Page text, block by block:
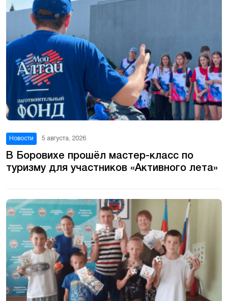
Новости 5 августа, 2026
В Боровихе прошёл мастер-класс по
туризму для участников «Активного лета»